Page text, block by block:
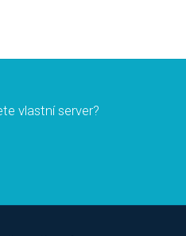
vlastní server?